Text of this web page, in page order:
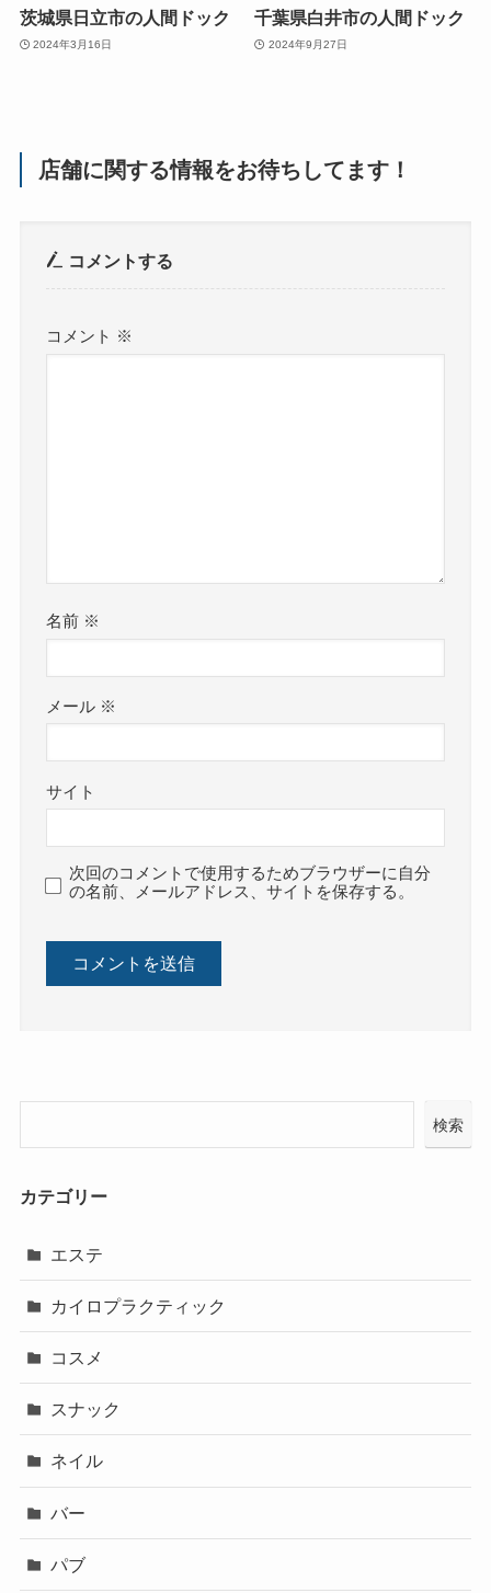
茨城県日立市の人間ドック
2024年3月16日
千葉県白井市の人間ドック
2024年9月27日
店舗に関する情報をお待ちしてます！
コメントする
コメント ※
名前 ※
メール ※
サイト
次回のコメントで使用するためブラウザーに自分
の名前、メールアドレス、サイトを保存する。
検索
カテゴリー
エステ
カイロプラクティック
コスメ
スナック
ネイル
バー
パブ